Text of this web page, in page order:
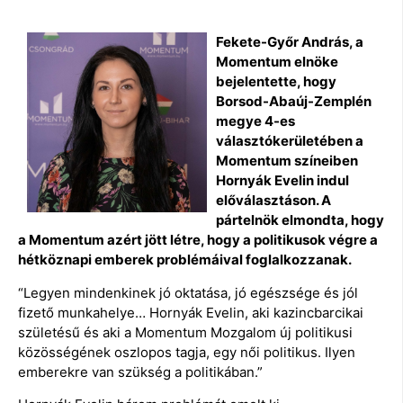
Fekete-Győr András, a
Momentum elnöke
bejelentette, hogy
Borsod-Abaúj-Zemplén
megye 4-es
választókerületében a
Momentum színeiben
Hornyák Evelin indul
előválasztáson. A
pártelnök elmondta, hogy
a Momentum azért jött létre, hogy a politikusok végre a
hétköznapi emberek problémáival foglalkozzanak.
“Legyen mindenkinek jó oktatása, jó egészsége és jól
fizető munkahelye… Hornyák Evelin, aki kazincbarcikai
születésű és aki a Momentum Mozgalom új politikusi
közösségének oszlopos tagja, egy női politikus. Ilyen
emberekre van szükség a politikában.”